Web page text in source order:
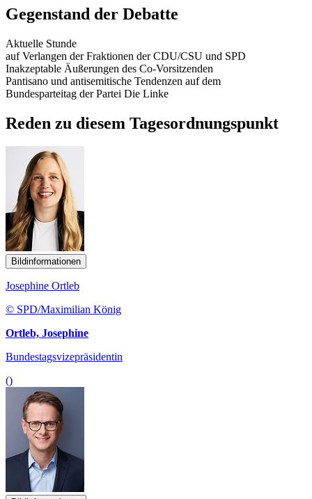
Gegenstand der Debatte
Aktuelle Stunde
auf Verlangen der Fraktionen der CDU/CSU und SPD
Inakzeptable Äußerungen des Co-Vorsitzenden
Pantisano und antisemitische Tendenzen auf dem
Bundesparteitag der Partei Die Linke
Reden zu diesem Tagesordnungspunkt
Bildinformationen
Josephine Ortleb
© SPD/Maximilian König
Ortleb, Josephine
Bundestagsvizepräsidentin
()